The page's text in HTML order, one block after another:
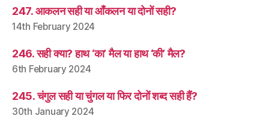
247. आकलन सही या आँकलन या दोनों सही?
14th February 2024
246. सही क्या? हाथ ‘का’ मैल या हाथ ‘की’ मैल?
6th February 2024
245. चंगुल सही या चुंगल या फिर दोनों शब्द सही हैं?
30th January 2024